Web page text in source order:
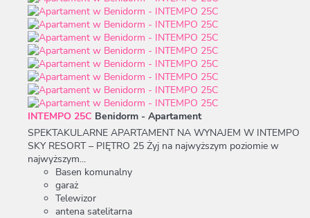
INTEMPO 25C Benidorm - Apartament
SPEKTAKULARNE APARTAMENT NA WYNAJEM W INTEMPO
SKY RESORT – PIĘTRO 25 Żyj na najwyższym poziomie w
najwyższym...
Basen komunalny
garaż
Telewizor
antena satelitarna